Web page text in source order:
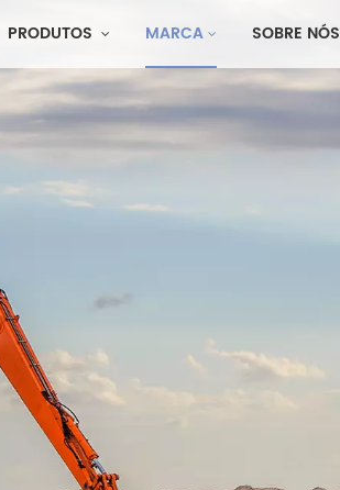
PRODUTOS MARCA SOBRE NÓS